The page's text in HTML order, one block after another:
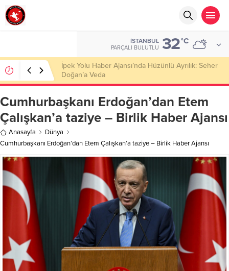
İSTANBUL
PARÇALI BULUTLU 32°C
Başkan Nihat Öztürk, Şanahan’da Hacı Eryaman’a
Misafir Oldu
Cumhurbaşkanı Erdoğan’dan Etem
Çalışkan’a taziye – Birlik Haber Ajansı
Anasayfa
Dünya
Cumhurbaşkanı Erdoğan’dan Etem Çalışkan’a taziye – Birlik Haber Ajansı